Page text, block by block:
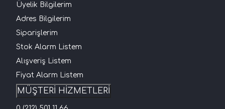
Üyelik Bilgilerim
Adres Bilgilerim
Siparişlerim
Stok Alarm Listem
Alışveriş Listem
Fiyat Alarm Listem
MÜŞTERİ HİZMETLERİ